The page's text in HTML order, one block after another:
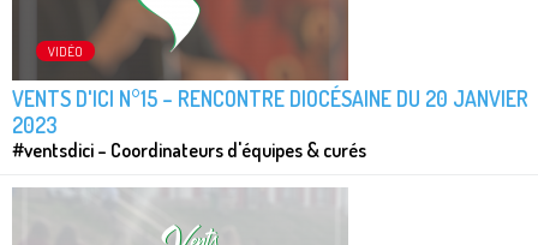
VIDÉO
VENTS D'ICI N°15 – RENCONTRE DIOCÉSAINE DU 20 JANVIER
2023
#ventsdici – Coordinateurs d'équipes & curés